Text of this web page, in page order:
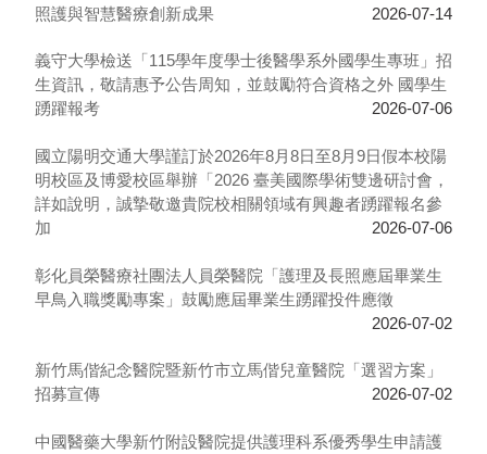
照護與智慧醫療創新成果
2026-07-14
義守大學檢送「115學年度學士後醫學系外國學生專班」招
生資訊，敬請惠予公告周知，並鼓勵符合資格之外 國學生
踴躍報考
2026-07-06
國立陽明交通大學謹訂於2026年8月8日至8月9日假本校陽
明校區及博愛校區舉辦「2026 臺美國際學術雙邊研討會，
詳如說明，誠摯敬邀貴院校相關領域有興趣者踴躍報名參
加
2026-07-06
彰化員榮醫療社團法人員榮醫院「護理及長照應屆畢業生
早鳥入職獎勵專案」鼓勵應屆畢業生踴躍投件應徵
2026-07-02
新竹馬偕紀念醫院暨新竹市立馬偕兒童醫院「選習方案」
招募宣傳
2026-07-02
中國醫藥大學新竹附設醫院提供護理科系優秀學生申請護